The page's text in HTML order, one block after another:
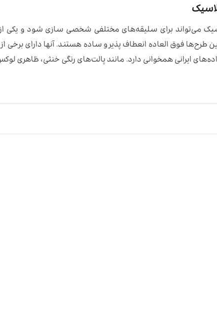
می‌تواند برای سلیقه‌های مختلفی شخصی سازی شود و یکی از
طرح‌ها فوق العاده انعطاف پذیر و ساده هستند. آنها دارای
ایرانی همخوانی دارد. مانند پالت‌های رنگی خنثی، ظاهری